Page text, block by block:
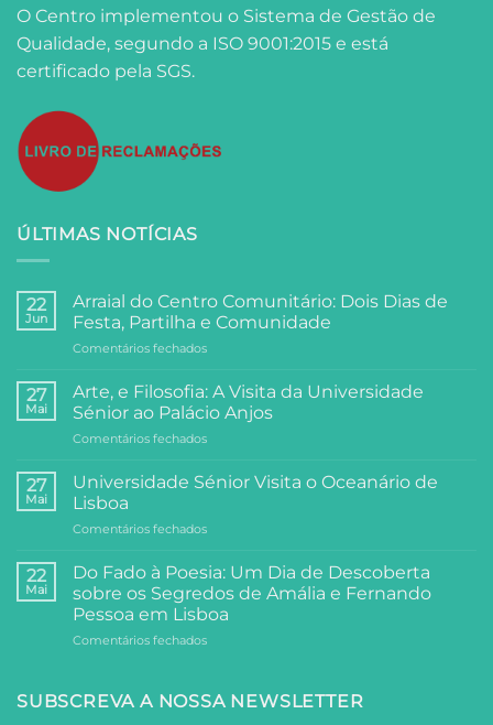
O Centro implementou o Sistema de Gestão de
Qualidade, segundo a ISO 9001:2015 e está
certificado pela SGS.
ÚLTIMAS NOTÍCIAS
22
Jun
Arraial do Centro Comunitário: Dois Dias de
Festa, Partilha e Comunidade
Comentários fechadosem
do
Centro
Comunitário:
Dois
de
e
27
Mai
Arte, e Filosofia: A Visita da Universidade
Sénior ao Palácio Anjos
Comentários fechadosem
e
Visita
Universidade
Sénior
Palácio
Anjos
27
Mai
Universidade Sénior Visita o Oceanário de
Lisboa
Comentários fechadosem
Sénior
Visita
o
Oceanário
de
22
Mai
Do Fado à Poesia: Um Dia de Descoberta
sobre os Segredos de Amália e Fernando
Pessoa em Lisboa
Comentários fechadosem
à
SUBSCREVA A NOSSA NEWSLETTER